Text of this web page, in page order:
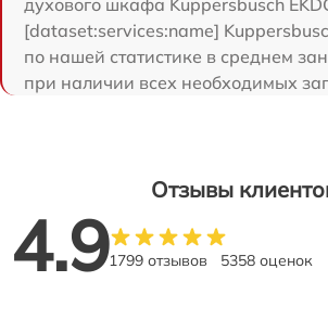
духового шкафа Kuppersbusch
[dataset:services:name]
по нашей статистике в среднем
при наличии всех необходимых
Отзывы
4.91799 отзывов 5358 оценок